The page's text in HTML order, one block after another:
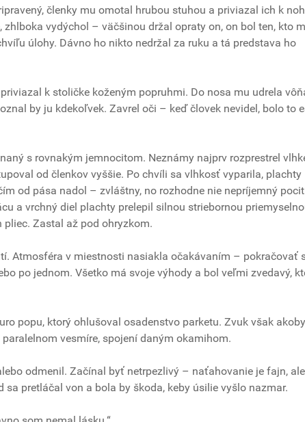
členky mu omotal hrubou stuhou a priviazal ich k
vydýchol – väčšinou držal opraty on, on bol ten, kto
úlohy. Dávno ho nikto nedržal za ruku a tá predstava ho
k stoličke koženým popruhmi. Do nosa mu udrela
by ju kdekoľvek. Zavrel oči – keď človek nevidel, bolo to
s rovnakým jemnocitom. Neznámy najprv rozprestrel
od členkov vyššie. Po chvíli sa vlhkosť vyparila, plachty
od pása nadol – zvláštny, no rozhodne nie nepríjemný
a vrchný diel plachty prelepil silnou striebornou
Zastal až pod ohryzkom.
Atmosféra v miestnosti nasiakla očakávaním – pokračovať
po jednom. Všetko má svoje výhody a bol veľmi zvedavý,
popu, ktorý ohlušoval osadenstvo parketu. Zvuk však akoby
vesmíre, spojení daným okamihom.
odmenil. Začínal byť netrpezlivý – naťahovanie je fajn, ale
pretláčal von a bola by škoda, keby úsilie vyšlo nazmar.